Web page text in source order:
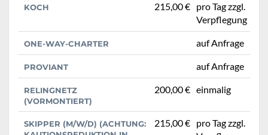
KOCH 215,00 € pro Tag zzgl.
Verpflegung
ONE-WAY-CHARTER auf Anfrage
PROVIANT auf Anfrage
RELINGNETZ
(VORMONTIERT)
200,00 € einmalig
SKIPPER (M/W/D) (ACHTUNG:
215,00 € pro Tag zzgl.